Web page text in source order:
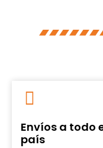
Envíos a todo
país